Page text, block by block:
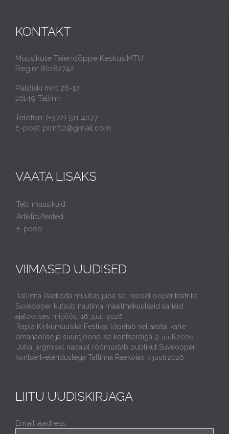
KONTAKT
Muusikute Täiendõppe Keskus MTÜ
Reg.nr 80182742
Paldiski mnt 26-17,
10149 Tallinn
Telefon: (+372) 511 4077
E-post: plmf12@gmail.com
VAATA LISAKS
Telli muusikuid
Artiklid/teated
E-pood
VIIMASED UUDISED
Tallinna Raekoda muutub juba sel reedel ooperiteatriks –
Suveooper kutsub nautima maailmakuulsaid aariaid
ajaloolises miljöös.
16. juuli 2026
Rapla Kirikumuusika Festival lõpetab sel aastal kahe
omanäolise ja suurejoonelise kontserdiga 9. juuli 2026
Juba järgmisel nädalal rõõmustab publikut Suveooper
kontsert-etendustega Tallinna Raekojas 7. juuli 2026
LIITU UUDISKIRJAGA
Email aadress: